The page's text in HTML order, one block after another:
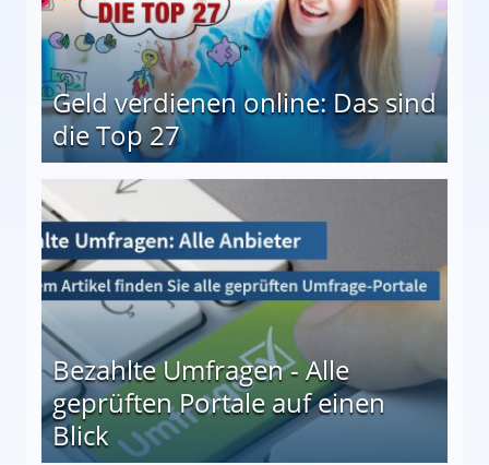
Geld verdienen online: Das sind
die Top 27
Bezahlte Umfragen - Alle
geprüften Portale auf einen
Blick